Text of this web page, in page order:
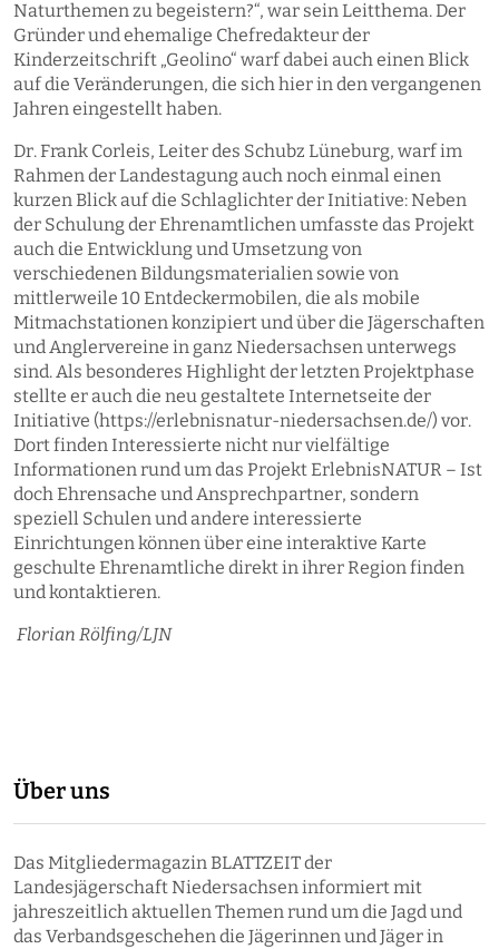
Naturthemen zu begeistern?“, war sein Leitthema. Der
Gründer und ehemalige Chefredakteur der
Kinderzeitschrift „Geolino“ warf dabei auch einen Blick
auf die Veränderungen, die sich hier in den vergangenen
Jahren eingestellt haben.
Dr. Frank Corleis, Leiter des Schubz Lüneburg, warf im
Rahmen der Landestagung auch noch einmal einen
kurzen Blick auf die Schlaglichter der Initiative: Neben
der Schulung der Ehrenamtlichen umfasste das Projekt
auch die Entwicklung und Umsetzung von
verschiedenen Bildungsmaterialien sowie von
mittlerweile 10 Entdeckermobilen, die als mobile
Mitmachstationen konzipiert und über die Jägerschaften
und Anglervereine in ganz Niedersachsen unterwegs
sind. Als besonderes Highlight der letzten Projektphase
stellte er auch die neu gestaltete Internetseite der
Initiative (https://erlebnisnatur-niedersachsen.de/) vor.
Dort finden Interessierte nicht nur vielfältige
Informationen rund um das Projekt ErlebnisNATUR – Ist
doch Ehrensache und Ansprechpartner, sondern
speziell Schulen und andere interessierte
Einrichtungen können über eine interaktive Karte
geschulte Ehrenamtliche direkt in ihrer Region finden
und kontaktieren.
Florian Rölfing/LJN
Über uns
Das Mitgliedermagazin BLATTZEIT der
Landesjägerschaft Niedersachsen informiert mit
jahreszeitlich aktuellen Themen rund um die Jagd und
das Verbandsgeschehen die Jägerinnen und Jäger in